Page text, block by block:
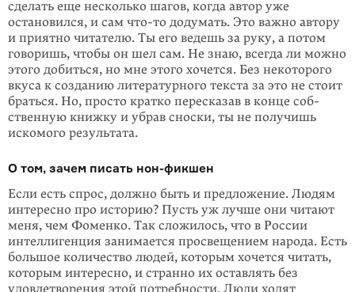
сделать еще несколько шагов, когда автор уже
остановился, и сам что-то додумать. Это важно автору
и приятно читателю. Ты его ведешь за руку, а потом
говоришь, чтобы он шел сам. Не знаю, всегда ли можно
этого добить­ся, но мне этого хочется. Без некоторого
вкуса к созданию литературного тек­ста за это не стоит
браться. Но, просто кратко пересказав в конце соб­
ственную книжку и убрав сноски, ты не получишь
искомого результата.
О том, зачем писать нон-фикшен
Если есть спрос, должно быть и предложение. Людям
интересно про историю? Пусть уж лучше они читают
меня, чем Фоменко. Так сложилось, что в России
интеллигенция занимается просвещением народа. Есть
большое количество людей, которым хочется читать,
которым интересно, и странно их оставлять без
удовлетворения этой потребности. Люди ходят